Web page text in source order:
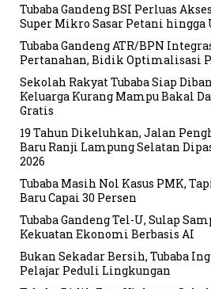
Tubaba Gandeng BSI Perluas
Super Mikro Sasar Petani hingga
Tubaba Gandeng ATR/BPN
Pertanahan, Bidik Optimalisasi
Sekolah Rakyat Tubaba Siap
Keluarga Kurang Mampu Bakal
Gratis
19 Tahun Dikeluhkan, Jalan
Baru Ranji Lampung Selatan
2026
Tubaba Masih Nol Kasus PMK,
Baru Capai 30 Persen
Tubaba Gandeng Tel-U, Sulap
Kekuatan Ekonomi Berbasis AI
Bukan Sekadar Bersih, Tubaba
Pelajar Peduli Lingkungan